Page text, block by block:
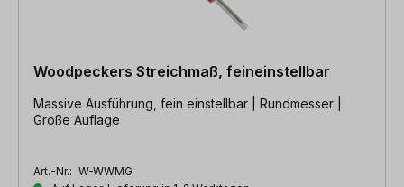
Woodpeckers Streichmaß, feineinstellbar
Massive Ausführung, fein einstellbar | Rundmesser |
Große Auflage
Art.-Nr.: W-WWMG